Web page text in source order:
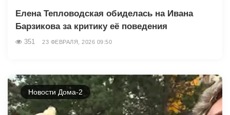
Елена Тепловодская обиделась на Ивана
Барзикова за критику её поведения
351 23 ФЕВРАЛЯ, 2026 09:50
Новости Дома-2